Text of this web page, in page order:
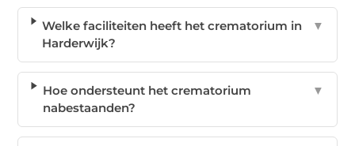
Welke faciliteiten heeft het crematorium in
Harderwijk?
▼
Hoe ondersteunt het crematorium
nabestaanden?
▼